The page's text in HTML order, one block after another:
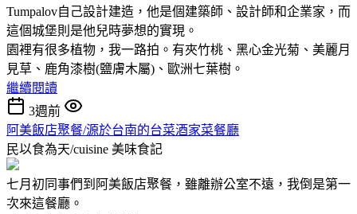
Tumpalov自己設計建造，他是個建築師、設計師和企業家，而
這個城堡則是他兒時夢想的實現。
園裡有很多植物，我一路拍。有夾竹桃、黑心金光菊、美麗月
見草、鹿角漆樹(鹽膚木屬)、歐洲七葉樹。
繼續閱讀
3週前
阿美飯店聚餐/源於台南的台菜酒家菜餐廳
民以食為天/cuisine 美味食記
七月初同事們到阿美飯店聚餐，雖離辦公室不遠，我倒是第一
次來這餐廳。